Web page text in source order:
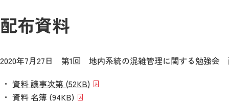
配布資料
2020年7月27日 第1回 地内系統の混雑管理に関する勉強会
資料 議事次第 (52KB)
資料 名簿 (94KB)